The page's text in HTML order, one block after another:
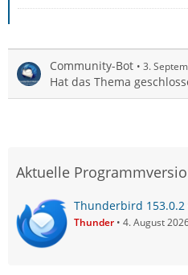
Community-Bot 3.
Hat das Thema
Aktuelle
Thunderbird
Thunder 4. August